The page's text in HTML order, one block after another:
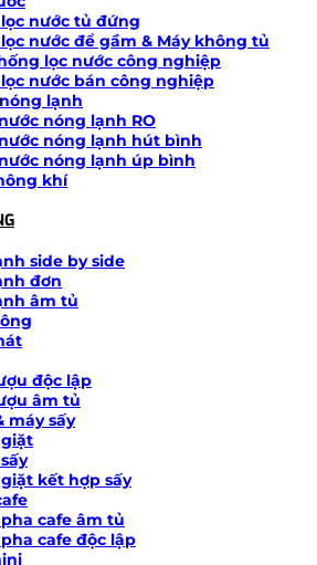
lọc nước tủ đứng
lọc nước để gầm & Máy không tủ
lọc nước công nghiệp
lọc nước bán công nghiệp
lạnh
nóng lạnh RO
nóng lạnh hút bình
nóng lạnh úp bình
khí
side by side
đơn
âm tủ
độc lập
âm tủ
máy sấy
giặt
giặt kết hợp sấy
pha cafe âm tủ
cafe độc lập